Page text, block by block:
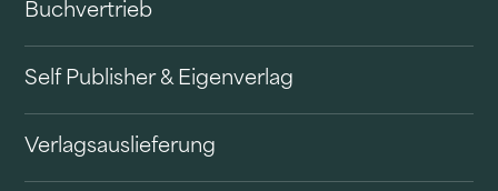
Buchvertrieb
Self Publisher & Eigenverlag
Verlagsauslieferung